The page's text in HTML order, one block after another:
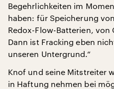
Begehrlichkeiten im
haben: für Speicherung
Redox-Flow-Batterien, von
Dann ist Fracking eben
unseren Untergrund.“
Knof und seine Mitstreiter
in Haftung nehmen bei